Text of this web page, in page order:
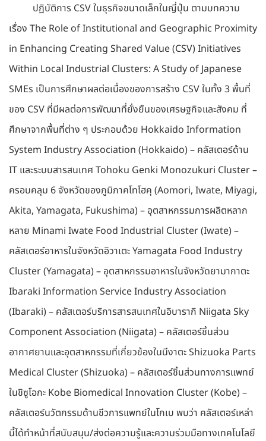
ปฏิบัติการ CSV ในธุรกิจขนาดเล็กในญี่ปุ่น ตามบทความ
เรื่อง The Role of Institutional and Geographic Proximity
in Enhancing Creating Shared Value (CSV) Initiatives
Within Local Industrial Clusters: A Study of Japanese
SMEs เป็นการศึกษาผลต่อเนื่องของการสร้าง CSV ในทั้ง 3 พื้นที่
ของ CSV ที่มีผลต่อการพัฒนาที่ยั่งยืนของเศรษฐกิจและสังคม ที่
ศึกษาจากพื้นที่ต่าง ๆ ประกอบด้วย Hokkaido Information
System Industry Association (Hokkaido) – คลัสเตอร์ด้าน
IT และระบบสารสนเทศ Tohoku Genki Monozukuri Cluster –
ครอบคลุม 6 จังหวัดของภูมิภาคโทโฮคุ (Aomori, Iwate, Miyagi,
Akita, Yamagata, Fukushima) – อุตสาหกรรมการผลิตหลาก
หลาย Minami Iwate Food Industrial Cluster (Iwate) –
คลัสเตอร์อาหารในจังหวัดอิวาเตะ Yamagata Food Industry
Cluster (Yamagata) – อุตสาหกรรมอาหารในจังหวัดยามากาตะ
Ibaraki Information Service Industry Association
(Ibaraki) – คลัสเตอร์บริการสารสนเทศในอิบารากิ Niigata Sky
Component Association (Niigata) – คลัสเตอร์ชิ้นส่วน
อากาศยานและอุตสาหกรรมที่เกี่ยวข้องในนีงาตะ Shizuoka Parts
Medical Cluster (Shizuoka) – คลัสเตอร์ชิ้นส่วนทางการแพทย์
ในชิซูโอกะ Kobe Biomedical Innovation Cluster (Kobe) –
คลัสเตอร์นวัตกรรมด้านชีวการแพทย์ในโกเบ พบว่า คลัสเตอร์เหล่า
นี้ได้ทำหน้าที่สนับสนุน/ส่งต่อความรู้และความร่วมมือทางเทคโนโลยี